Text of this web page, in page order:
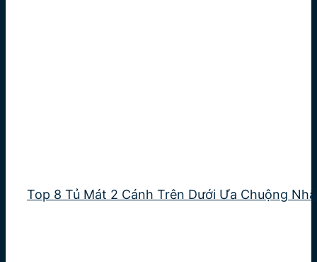
Top 8 Tủ Mát 2 Cánh Trên Dưới Ưa Chuộng